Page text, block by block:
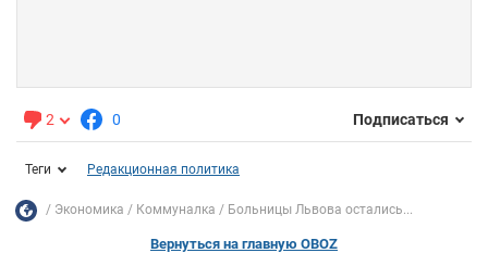
2 0 Подписаться
Теги Редакционная политика
Экономика Коммуналка Больницы Львова остались...
Вернуться на главную OBOZ